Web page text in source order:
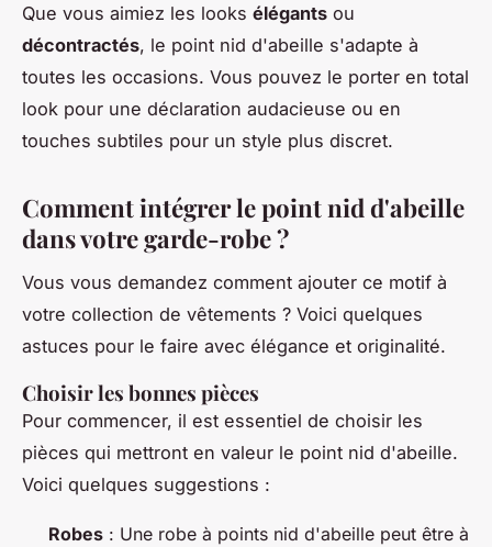
Que vous aimiez les looks élégants ou
décontractés, le point nid d'abeille s'adapte à
toutes les occasions. Vous pouvez le porter en total
look pour une déclaration audacieuse ou en
touches subtiles pour un style plus discret.
Comment intégrer le point nid d'abeille
dans votre garde-robe ?
Vous vous demandez comment ajouter ce motif à
votre collection de vêtements ? Voici quelques
astuces pour le faire avec élégance et originalité.
Choisir les bonnes pièces
Pour commencer, il est essentiel de choisir les
pièces qui mettront en valeur le point nid d'abeille.
Voici quelques suggestions :
Robes : Une robe à points nid d'abeille peut être à